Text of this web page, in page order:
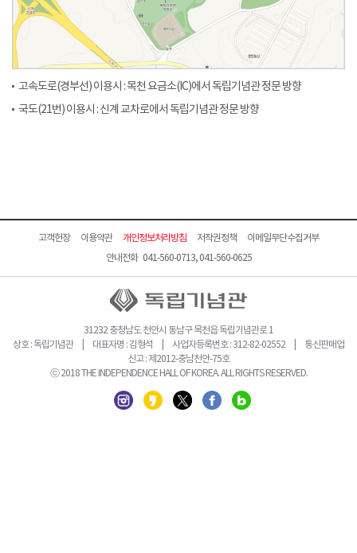
고속도로(경부선) 이용시 : 목천 요금소(IC)에서 독립기념관 정문 방향
국도(21번) 이용시 : 신계 교차로에서 독립기념관 정문 방향
고객헌장 이용약관 개인정보처리방침 저작권정책
이메일무단수집거부
안내전화 041-560-0713, 041-560-0625
31232 충청남도 천안시 동남구 목천읍 독립기념관로 1
상호 : 독립기념관 | 대표자명 : 김형석 | 사업자등록번호 : 312-82-02552 | 통신판매업
신고 : 제2012-충남천안-75호
ⓒ 2018 THE INDEPENDENCE HALL OF KOREA. ALL RIGHTS RESERVED.